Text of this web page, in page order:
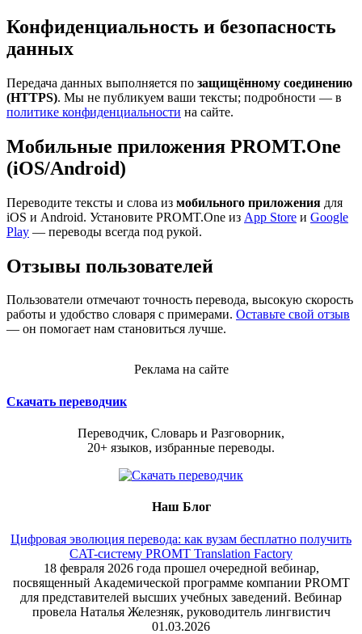
Конфиденциальность и безопасность
данных
Передача данных выполняется по защищённому соединению
(HTTPS). Мы не публикуем ваши тексты; подробности — в
политике конфиденциальности на сайте.
Мобильные приложения PROMT.One
(iOS/Android)
Переводите тексты и слова из мобильного приложения для
iOS и Android. Установите PROMT.One из App Store и Google
Play — переводы всегда под рукой.
Отзывы пользователей
Пользователи отмечают точность перевода, высокую скорость
работы и удобство словаря с примерами. Оставьте свой отзыв
— он помогает нам становиться лучше.
Реклама на сайте
Скачать переводчик
Переводчик, Словарь и Разговорник,
20+ языков, избранные переводы.
Наш Блог
Цифровая эволюция перевода: как вузам бесплатно получить
CAT-систему PROMT Translation Factory
18 февраля 2026 года прошел очередной вебинар,
посвященный Академической программе компании PROMT
для представителей высших учебных заведений. Вебинар
провела Наталья Железняк, руководитель лингвистич
01.03.2026